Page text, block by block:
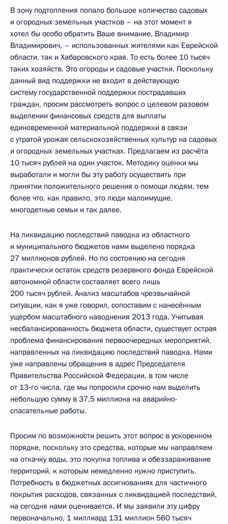
В зону подтопления попало большое количество садовых
и огородных земельных участков – на этот момент я
хотел бы особо обратить Ваше внимание, Владимир
Владимирович, – использованных жителями как Еврейской
области, так и Хабаровского края. То есть более 10 тысяч
таких хозяйств. Это огороды и садовые участки. Поскольку
данный вид поддержки не входит в действующую
систему государственной поддержки пострадавших
граждан, просим рассмотреть вопрос о целевом разовом
выделении финансовых средств для выплаты
единовременной материальной поддержки в связи
с утратой урожая сельскохозяйственных культур на садовых
и огородных земельных участках. Предлагаем из расчёта
10 тысяч рублей на один участок. Методику оценки мы
выработали и могли бы эту работу осуществить при
принятии положительного решения о помощи людям, тем
более что, как правило, это люди малоимущие,
многодетные семьи и так далее.
На ликвидацию последствий паводка из областного
и муниципального бюджетов нами выделено порядка
27 миллионов рублей. Но по состоянию на сегодня
практически остаток средств резервного фонда Еврейской
автономной области составляет всего лишь
200 тысяч рублей. Анализ масштабов чрезвычайной
ситуации, как я уже говорил, сопоставим с нанесённым
ущербом масштабного наводнения 2013 года. Учитывая
несбалансированность бюджета области, существует острая
проблема финансирования первоочередных мероприятий,
направленных на ликвидацию последствий паводка. Нами
уже направлены обращения в адрес Председателя
Правительства Российской Федерации, в том числе
от 13‑го числа, где мы попросили срочно нам выделить
небольшую сумму в 37,5 миллиона на аварийно-
спасательные работы.
Просим по возможности решить этот вопрос в ускоренном
порядке, поскольку это средства, которые мы направляем
на откачку воды, это покупка топлива и обеззараживание
территорий, к которым немедленно нужно приступить.
Потребность в бюджетных ассигнованиях для частичного
покрытия расходов, связанных с ликвидацией последствий,
на сегодня нами оценивается. И мы заявили эту цифру
первоначально, 1 миллиард 131 миллион 560 тысяч